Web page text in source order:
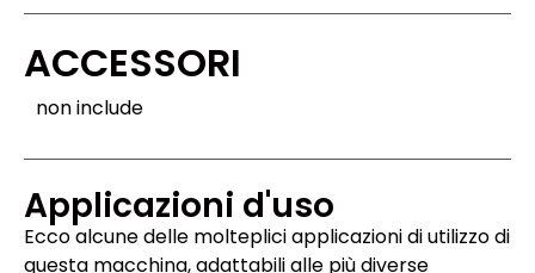
ACCESSORI
non include
Applicazioni d'uso
Ecco alcune delle molteplici applicazioni di utilizzo di
questa macchina, adattabili alle più diverse